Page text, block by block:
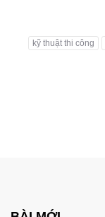
kỹ thuật thi công